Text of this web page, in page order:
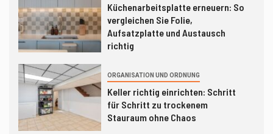
Küchenarbeitsplatte erneuern: So
vergleichen Sie Folie,
Aufsatzplatte und Austausch
richtig
ORGANISATION UND ORDNUNG
Keller richtig einrichten: Schritt
für Schritt zu trockenem
Stauraum ohne Chaos